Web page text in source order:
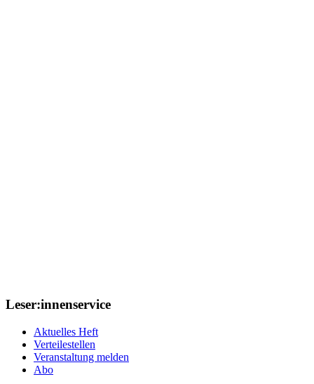
Leser:innenservice
Aktuelles Heft
Verteilestellen
Veranstaltung melden
Abo